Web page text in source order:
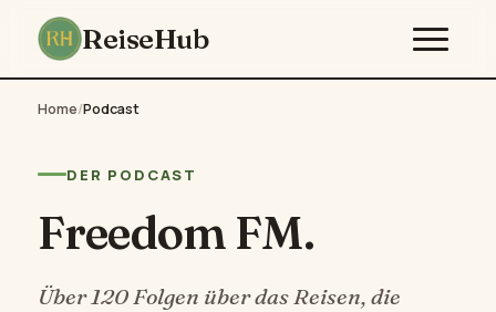
ReiseHub
Home/Podcast
DER PODCAST
Freedom FM.
Über 120 Folgen über das Reisen, die